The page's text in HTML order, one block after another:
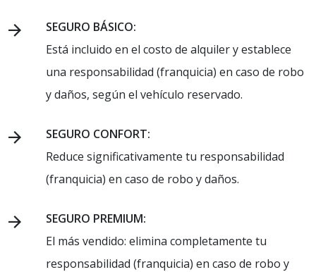
SEGURO BÁSICO:
Está incluido en el costo de alquiler y establece
una responsabilidad (franquicia) en caso de robo
y daños, según el vehículo reservado.
SEGURO CONFORT:
Reduce significativamente tu responsabilidad
(franquicia) en caso de robo y daños.
SEGURO PREMIUM:
El más vendido: elimina completamente tu
responsabilidad (franquicia) en caso de robo y